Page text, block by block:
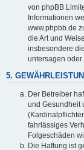
von phpBB
Informationen
www.phpbb.de
die Art und
insbesondere
untersagen oder
5.
Der Betreiber
und Gesundheit
fahrlässiges
Folgeschäden
Die Haftung ist